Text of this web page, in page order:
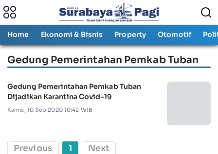
Home Ekonomi & Bisnis Property Otomotif
Gedung Pemerintahan Pemkab Tuban
Gedung Pemerintahan Pemkab Tuban
Dijadikan Karantina Covid-19
Kamis, 10 Sep 2020 10:42 WIB
Previous 1 Next